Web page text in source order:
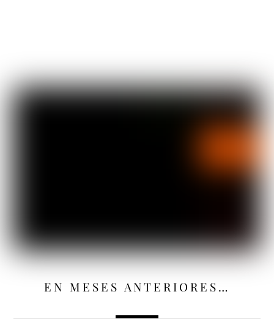
EN MESES ANTERIORES…